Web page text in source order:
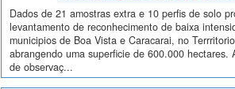
Dados de 21 amostras extra e 10 perfis de solo
levantamento de reconhecimento de baixa
municipios de Boa Vista e Caracarai, no
abrangendo uma superficie de 600.000 hectares.
de observaç...